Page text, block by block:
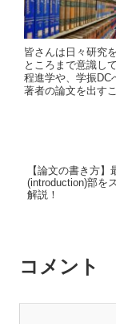
皆さんは日々研究
ところまで意識し
程進学や、学振DC
著者の論文を出す
【論文の書き方
(introduction)部を
解説！
コメント